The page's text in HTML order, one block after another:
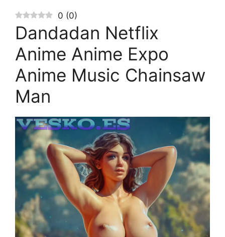
0 (0)
Dandadan Netflix
Anime Anime Expo
Anime Music Chainsaw
Man